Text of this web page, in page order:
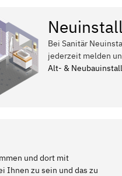
Bei Sanitär
jederzeit melden
Alt- &
und dort mit
Ihnen zu sein und das zu